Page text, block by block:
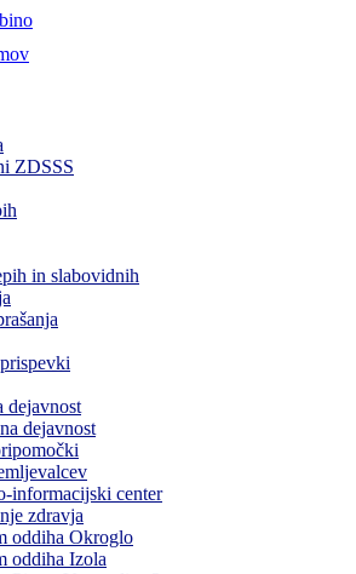
ZDSSS
in slabovidnih
dejavnost
dejavnost
informacijski center
zdravja
oddiha Okroglo
oddiha Izola